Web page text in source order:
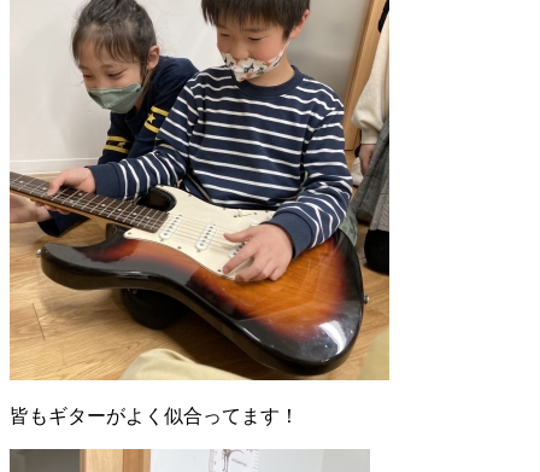
皆もギターがよく似合ってます！